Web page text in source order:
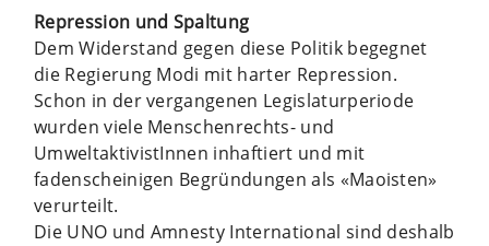
Repression und Spaltung
Dem Widerstand gegen diese Politik begegnet
die Regierung Modi mit harter Repression.
Schon in der vergangenen Legislaturperiode
wurden viele Menschenrechts- und
UmweltaktivistInnen inhaftiert und mit
fadenscheinigen Begründungen als «Maoisten»
verurteilt.
Die UNO und Amnesty International sind deshalb